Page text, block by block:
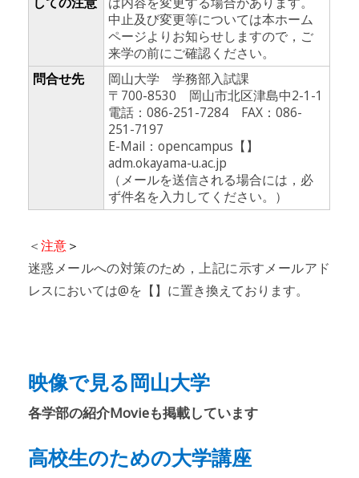
中止及び変更等については本ホーム
ページよりお知らせしますので，ご
来学の前にご確認ください。
問合せ先
岡山大学 学務部入試課
〒700-8530 岡山市北区津島中2-1-1
電話：086-251-7284 FAX：086-
251-7197
E-Mail：opencampus【】
adm.okayama-u.ac.jp
（メールを送信される場合には，必
ず件名を入力してください。）
＜注意＞
迷惑メールへの対策のため，上記に示すメールアド
レスにおいては@を【】に置き換えております。
映像で見る岡山大学
各学部の紹介Movieも掲載しています
高校生のための大学講座